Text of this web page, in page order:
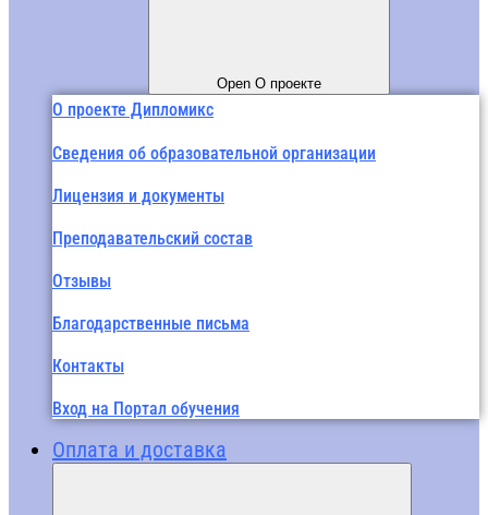
Open О проекте
О проекте Дипломикс
Сведения об образовательной организации
Лицензия и документы
Преподавательский состав
Отзывы
Благодарственные письма
Контакты
Вход на Портал обучения
Оплата и доставка